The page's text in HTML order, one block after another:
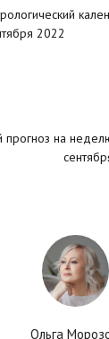
2022
прогноз на
Ольга